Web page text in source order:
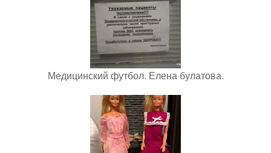
Медицинский футбол. Елена булатова.